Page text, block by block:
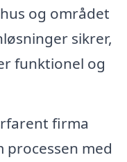
og området
sikrer,
funktionel og
firma
processen med